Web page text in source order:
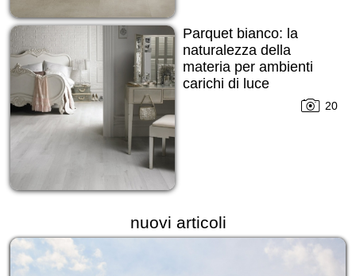
Parquet bianco: la
naturalezza della
materia per ambienti
carichi di luce
20
nuovi articoli